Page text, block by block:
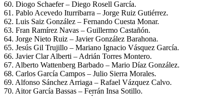
60. Diogo Schaefer – Diego Rosell García.
61. Pablo Acevedo Iturribarra – Jorge Ruiz Gutiérrez.
62. Luis Saiz González – Fernando Cuesta Monar.
63. Fran Ramírez Navas – Guillermo Castañón.
64. Jorge Nieto Ruiz – Javier González Barahona.
65. Jesús Gil Trujillo – Mariano Ignacio Vásquez García.
66. Javier Clar Alberti – Adrián Torres Montero.
67. Alberto Wattenberg Barbado – Mario Díaz González.
68. Carlos García Campos – Julio Sierra Morales.
69. Alfonso Sánchez Arriaga – Rafael Vázquez Calvo.
70. Aitor García Bassas – Ferrán Insa Sotillo.